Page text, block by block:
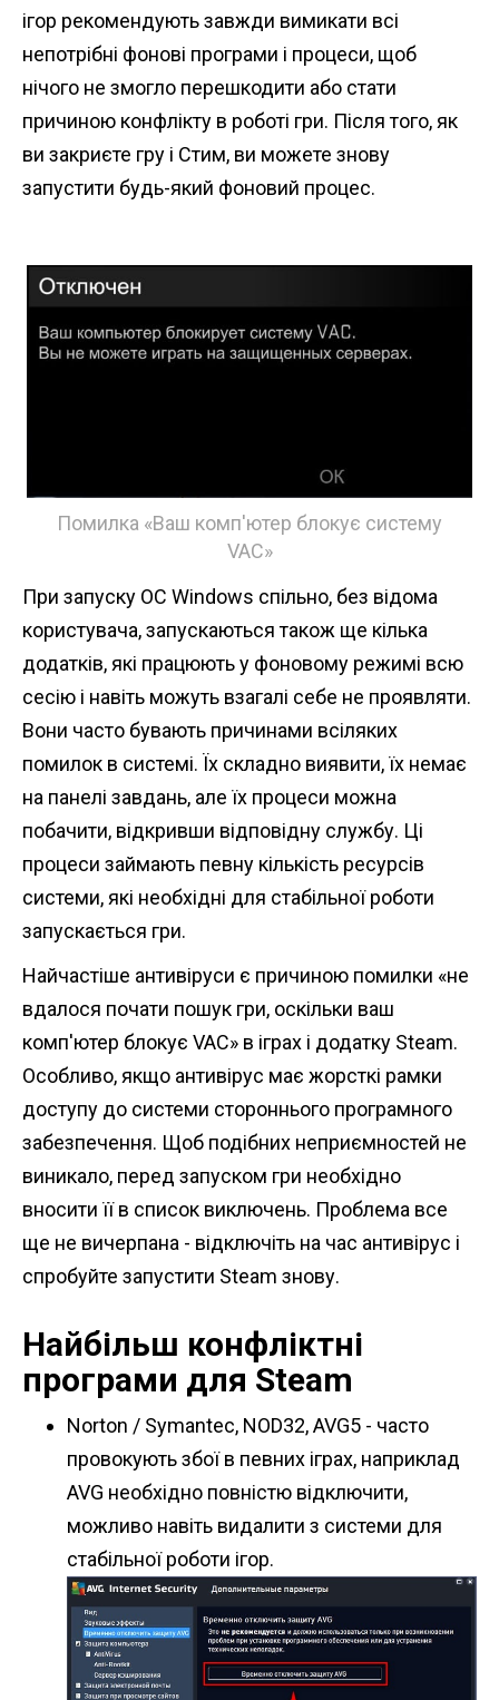
ігор рекомендують завжди вимикати всі
непотрібні фонові програми і процеси, щоб
нічого не змогло перешкодити або стати
причиною конфлікту в роботі гри. Після того, як
ви закриєте гру і Стим, ви можете знову
запустити будь-який фоновий процес.
Помилка «Ваш комп'ютер блокує систему
VAC»
При запуску ОС Windows спільно, без відома
користувача, запускаються також ще кілька
додатків, які працюють у фоновому режимі всю
сесію і навіть можуть взагалі себе не проявляти.
Вони часто бувають причинами всіляких
помилок в системі. Їх складно виявити, їх немає
на панелі завдань, але їх процеси можна
побачити, відкривши відповідну службу. Ці
процеси займають певну кількість ресурсів
системи, які необхідні для стабільної роботи
запускається гри.
Найчастіше антивіруси є причиною помилки «не
вдалося почати пошук гри, оскільки ваш
комп'ютер блокує VAC» в іграх і додатку Steam.
Особливо, якщо антивірус має жорсткі рамки
доступу до системи стороннього програмного
забезпечення. Щоб подібних неприємностей не
виникало, перед запуском гри необхідно
вносити її в список виключень. Проблема все
ще не вичерпана - відключіть на час антивірус і
спробуйте запустити Steam знову.
Найбільш конфліктні
програми для Steam
Norton / Symantec, NOD32, AVG5 - часто
провокують збої в певних іграх, наприклад
AVG необхідно повністю відключити,
можливо навіть видалити з системи для
стабільної роботи ігор.